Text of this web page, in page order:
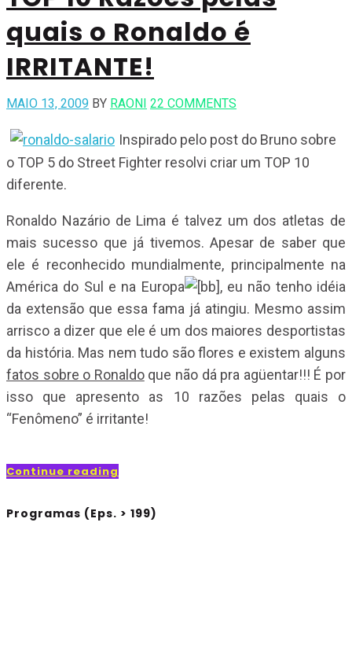
quais o Ronaldo é
IRRITANTE!
MAIO 13, 2009 BY RAONI 22 COMMENTS
Inspirado pelo post do Bruno sobre
o TOP 5 do Street Fighter resolvi criar um TOP 10
diferente.
Ronaldo Nazário de Lima é talvez um dos atletas de
mais sucesso que já tivemos. Apesar de saber que
ele é reconhecido mundialmente, principalmente na
América do Sul e na Europa
, eu não tenho idéia
da extensão que essa fama já atingiu. Mesmo assim
arrisco a dizer que ele é um dos maiores desportistas
da história. Mas nem tudo são flores e existem alguns
fatos sobre o Ronaldoque não dá pra agüentar!!! É por
isso que apresento as 10 razões pelas quais o
“Fenômeno” é irritante!
Continue reading
Programas (Eps. > 199)